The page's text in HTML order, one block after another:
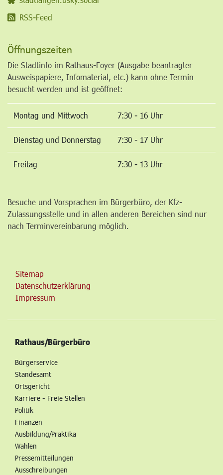
RSS-Feed
Öffnungszeiten
Die Stadtinfo im Rathaus-Foyer (Ausgabe beantragter
Ausweispapiere, Infomaterial, etc.) kann ohne Termin
besucht werden und ist geöffnet:
Montag und Mittwoch 7:30 - 16 Uhr
Dienstag und Donnerstag 7:30 - 17 Uhr
Freitag 7:30 - 13 Uhr
Besuche und Vorsprachen im Bürgerbüro, der Kfz-
Zulassungsstelle und in allen anderen Bereichen sind nur
nach Terminvereinbarung möglich.
Sitemap
Datenschutzerklärung
Impressum
Rathaus/Bürgerbüro
Bürgerservice
Standesamt
Ortsgericht
Karriere - Freie Stellen
Politik
Finanzen
Ausbildung/Praktika
Wahlen
Pressemitteilungen
Ausschreibungen